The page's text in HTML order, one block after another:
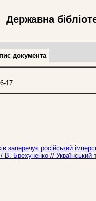
Державна
документа
17.
заперечує російський
/ В. Брехуненко //